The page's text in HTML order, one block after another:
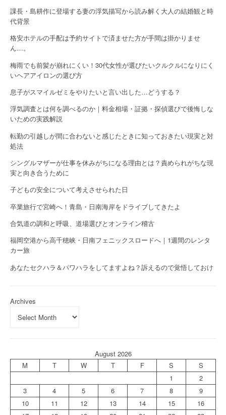
課長・島耕作に登場する妻の浮気描写から読み解く大人の結婚観と時
代背景
格安ホテルの手配は予約サイトで済ませた方が手間は掛かりませ
ん…。
梅雨でも前髪が崩れにくい！30代女性が選びたいクルクルになりにく
いヘアアイロンの選び方
息子がスマイルゼミをやりたいと言い出した…どうする？
浮気調査とは何を調べるのか｜料金相場・証拠・探偵選びで後悔しな
いための実践解説
転勤の引越しが間に合わないと感じたときに知っておきたい現実と対
処法
シングルマザーが仕事を休みがちになる理由とは？責められがちな現
実と向き合うために
子どもの安全について考えさせられた日
卒業旅行で宮崎へ！青島・日南海岸をドライブしてきたよ
合気道の調和と呼吸、道場選びとオンライン稽古
福岡空港から高千穂峡・日南フェニックスロードへ｜1週間のレンタ
カー旅
あなたセクハラ＆パワハラをしてますよね？訴えるので覚悟しておけ
Archives
August 2026
M
T W T F S
S
1
2
3
4 5 6 7 8
9
10
11 12 13 14 15
16